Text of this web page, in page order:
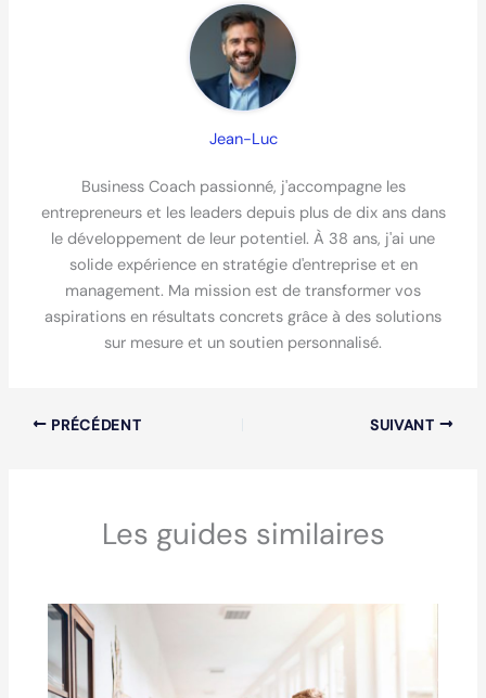
Jean-Luc
Business Coach passionné, j'accompagne les
entrepreneurs et les leaders depuis plus de dix ans dans
le développement de leur potentiel. À 38 ans, j'ai une
solide expérience en stratégie d'entreprise et en
management. Ma mission est de transformer vos
aspirations en résultats concrets grâce à des solutions
sur mesure et un soutien personnalisé.
PRÉCÉDENT SUIVANT
Les guides similaires